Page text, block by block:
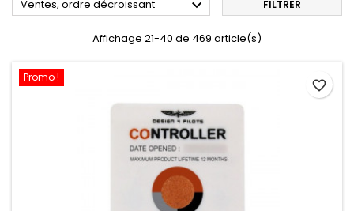
Ventes, ordre décroissant  FILTRER
Affichage 21-40 de 469 article(s)
Promo !
favorite_border